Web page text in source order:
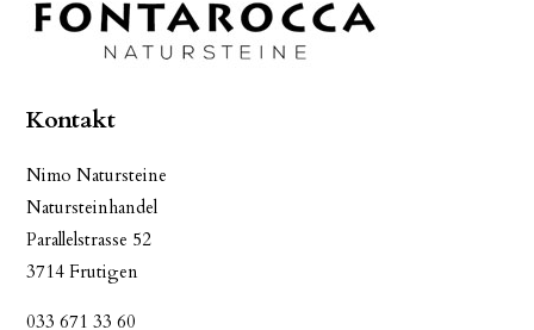
Kontakt
Nimo Natursteine
Natursteinhandel
Parallelstrasse 52
3714 Frutigen
033 671 33 60